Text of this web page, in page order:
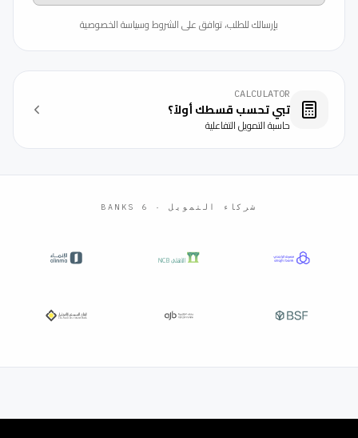
بإرسالك للطلب، توافق علىالشروطوسياسة الخصوصية
CALCULATOR
تبي تحسب قسطك أولاً؟
حاسبة التمويل التفاعلية
شركاء التمويل · 6 BANKS